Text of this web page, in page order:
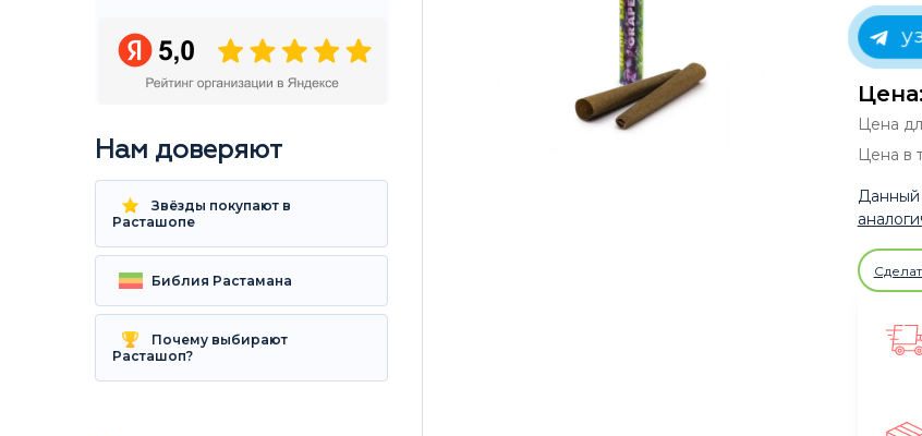
Нам доверяют
Звёзды покупают в
Расташопе
Библия Растамана
Почему выбирают
Расташоп?
Цена:
Цена
Цена в